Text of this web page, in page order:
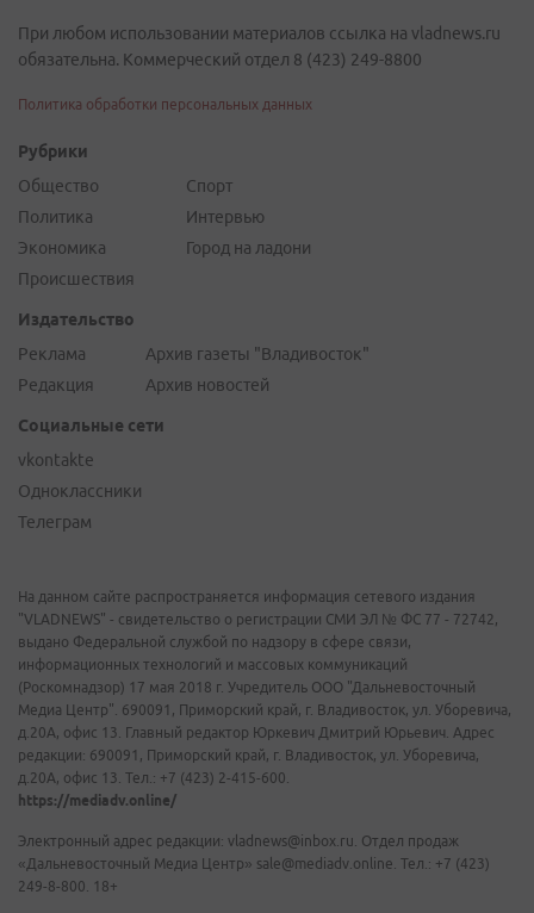
При любом использовании материалов ссылка на vladnews.ru
обязательна. Коммерческий отдел 8 (423) 249-8800
Политика обработки персональных данных
Рубрики
Общество
Политика
Экономика
Происшествия
Спорт
Интервью
Город на ладони
Издательство
Реклама
Редакция
Архив газеты "Владивосток"
Архив новостей
Социальные сети
vkontakte
Одноклассники
Телеграм
На данном сайте распространяется информация сетевого издания
"VLADNEWS" - свидетельство о регистрации СМИ ЭЛ № ФС 77 - 72742,
выдано Федеральной службой по надзору в сфере связи,
информационных технологий и массовых коммуникаций
(Роскомнадзор) 17 мая 2018 г. Учредитель ООО "Дальневосточный
Медиа Центр". 690091, Приморский край, г. Владивосток, ул. Уборевича,
д.20А, офис 13. Главный редактор Юркевич Дмитрий Юрьевич. Адрес
редакции: 690091, Приморский край, г. Владивосток, ул. Уборевича,
д.20А, офис 13. Тел.: +7 (423) 2-415-600.
https://mediadv.online/
Электронный адрес редакции: vladnews@inbox.ru. Отдел продаж
«Дальневосточный Медиа Центр» sale@mediadv.online. Тел.: +7 (423)
249-8-800. 18+